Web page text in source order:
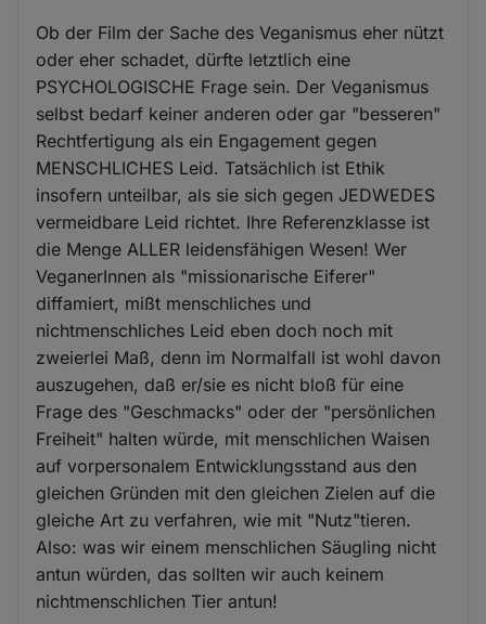
Ob der Film der Sache des Veganismus eher nützt
oder eher schadet, dürfte letztlich eine
PSYCHOLOGISCHE Frage sein. Der Veganismus
selbst bedarf keiner anderen oder gar "besseren"
Rechtfertigung als ein Engagement gegen
MENSCHLICHES Leid. Tatsächlich ist Ethik
insofern unteilbar, als sie sich gegen JEDWEDES
vermeidbare Leid richtet. Ihre Referenzklasse ist
die Menge ALLER leidensfähigen Wesen! Wer
VeganerInnen als "missionarische Eiferer"
diffamiert, mißt menschliches und
nichtmenschliches Leid eben doch noch mit
zweierlei Maß, denn im Normalfall ist wohl davon
auszugehen, daß er/sie es nicht bloß für eine
Frage des "Geschmacks" oder der "persönlichen
Freiheit" halten würde, mit menschlichen Waisen
auf vorpersonalem Entwicklungsstand aus den
gleichen Gründen mit den gleichen Zielen auf die
gleiche Art zu verfahren, wie mit "Nutz"tieren.
Also: was wir einem menschlichen Säugling nicht
antun würden, das sollten wir auch keinem
nichtmenschlichen Tier antun!